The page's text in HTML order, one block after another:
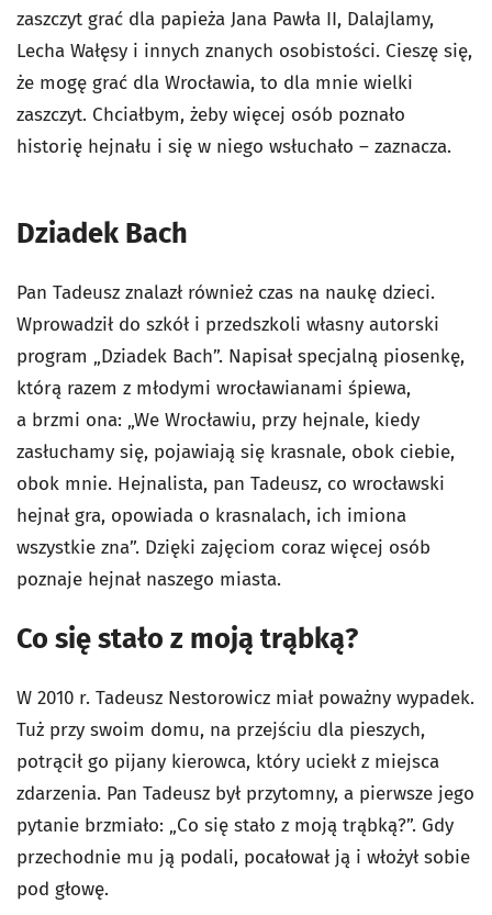
zaszczyt grać dla papieża Jana Pawła II, Dalajlamy,
Lecha Wałęsy i innych znanych osobistości. Cieszę się,
że mogę grać dla Wrocławia, to dla mnie wielki
zaszczyt. Chciałbym, żeby więcej osób poznało
historię hejnału i się w niego wsłuchało – zaznacza.
Dziadek Bach
Pan Tadeusz znalazł również czas na naukę dzieci.
Wprowadził do szkół i przedszkoli własny autorski
program „Dziadek Bach”. Napisał specjalną piosenkę,
którą razem z młodymi wrocławianami śpiewa,
a brzmi ona: „We Wrocławiu, przy hejnale, kiedy
zasłuchamy się, pojawiają się krasnale, obok ciebie,
obok mnie. Hejnalista, pan Tadeusz, co wrocławski
hejnał gra, opowiada o krasnalach, ich imiona
wszystkie zna”. Dzięki zajęciom coraz więcej osób
poznaje hejnał naszego miasta.
Co się stało z moją trąbką?
W 2010 r. Tadeusz Nestorowicz miał poważny wypadek.
Tuż przy swoim domu, na przejściu dla pieszych,
potrącił go pijany kierowca, który uciekł z miejsca
zdarzenia. Pan Tadeusz był przytomny, a pierwsze jego
pytanie brzmiało: „Co się stało z moją trąbką?”. Gdy
przechodnie mu ją podali, pocałował ją i włożył sobie
pod głowę.